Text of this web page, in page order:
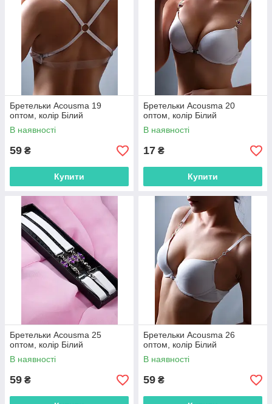
Бретельки Acousma 19
оптом, колір Білий
В наявності
59 ₴
Купити
Бретельки Acousma 20
оптом, колір Білий
В наявності
17 ₴
Купити
Бретельки Acousma 25
оптом, колір Білий
В наявності
59 ₴
Бретельки Acousma 26
оптом, колір Білий
В наявності
59 ₴